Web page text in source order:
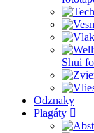
Shui
Odznaky
Plagáty